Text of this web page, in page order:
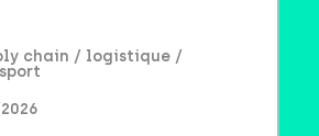
chain / logistique /